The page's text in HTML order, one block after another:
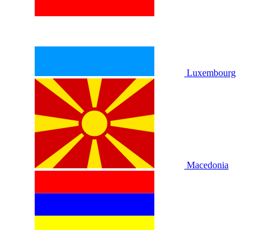
Luxembourg
Macedonia